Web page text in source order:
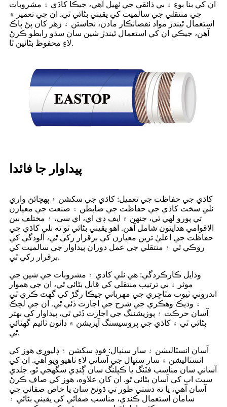
ان کي بنا بوءِ ۽ بي ذائقي جي ٺهيل آهي، جيڪا کاڌي ۽ مشروبات
جي منتقلي جي سالميت کي يقيني بڻائي ٿي. ان جي تعمير ۾
استعمال ٿيندڙ مواد نقصانڪار مادن، نجاستن ۽ زهر کان پڻ پاڪ
آهن، جيڪي ان کي استعمال ٿيندڙ شين سان سڌو رابطو ڪرڻ
لاءِ محفوظ بڻائين ٿا.
پيداوار جا فائدا
کاڌي جي حفاظت جي تعميل: کاڌي جي سکشن ۽ پهچائڻ واري
نلي سخت کاڌي جي حفاظت جي ضابطن ۽ صنعت جي معيارن
تي پورو لهي ٿي، جنهن ۾ ايف ڊي اي، اي سي، ۽ مختلف بين
الاقوامي هدايتون شامل آهن. اهو يقيني بڻائي ٿو ته نلي کاڌي جي
حفاظت جي اعليٰ ترين معيارن کي برقرار رکي ٿي، آلودگي کي
روڪي ٿي ۽ منتقلي جي عمل دوران پيداوار جي سالميت کي
برقرار رکي ٿي.
وڌايل ڪارڪردگي: هي نلي کاڌي ۽ مشروبات جي شين جي
موثر ۽ بي ترتيب منتقلي کي قابل بڻائي ٿي، ان جي هموار
اندروني ٽيوب مٿاڇري جي مهرباني جيڪا رگڙ کي گھٽ ڪري ٿي
۽ وڌيڪ وهڪري جي شرح جي اجازت ڏئي ٿي. ان جي لچڪ
آسان حرڪت ۽ پوزيشننگ جي اجازت ڏئي ٿي، پيداوار کي بهتر
بڻائي ٿي ۽ کاڌي جي پروسيسنگ آپريشن ۾ ڊائون ٽائيم گهٽائي
ٿي.
آسان انسٽاليشن ۽ سار سنڀال: فوڊ سکشن ۽ ڊليوري هوز کي
انسٽاليشن ۽ سار سنڀال جي آساني لاءِ ٺاهيو ويو آهي. ان کي
آساني سان مناسب فٽنگ يا ڪپلنگ سان ڳنڍي سگهجي ٿو، جلدي
سيٽ اپ کي آسان بڻائي ٿو. ان کان علاوه، هوز کي صاف ڪرڻ
آسان آهي، يا ته دستي طور تي ڌوئڻ سان يا خاص صفائي جي
سامان استعمال ڪندي، مناسب صفائي کي يقيني بڻائي ۽